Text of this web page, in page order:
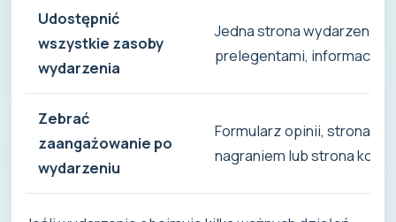
Udostępnić
wszystkie zasoby
wydarzenia
Jedna strona wydarzenia
prelegentami,
Zebrać
zaangażowanie po
wydarzeniu
Formularz opinii, strona ze
nagraniem lub strona